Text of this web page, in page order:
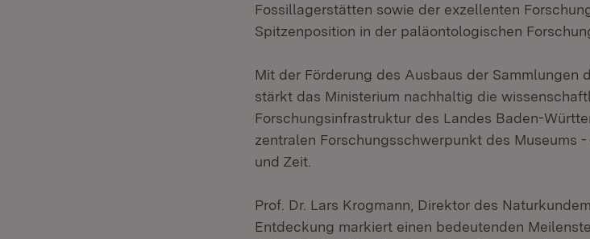
Fossillagerstätten sowie der exzellenten
Spitzenposition in der paläontologischen
Mit der Förderung des Ausbaus der Sammlungen
stärkt das Ministerium nachhaltig die
Forschungsinfrastruktur des Landes Baden-
zentralen Forschungsschwerpunkt des Museums
und Zeit.
Prof. Dr. Lars Krogmann, Direktor des
Entdeckung markiert einen bedeutenden